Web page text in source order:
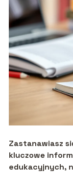
Zastanawiasz
kluczowe
edukacyjnych,